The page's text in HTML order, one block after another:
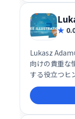
Lukasz Adam
向けの貴重な
する役立つヒ
供し、スキ
作活動を効率
ットフォー